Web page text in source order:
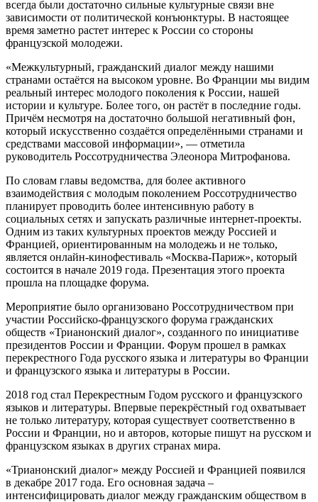
всегда были достаточно сильные культурные связи вне
зависимости от политической конъюнктуры. В настоящее
время заметно растет интерес к России со стороны
французской молодежи.
«Межкультурный, гражданский диалог между нашими
странами остаётся на высоком уровне. Во Франции мы видим
реальный интерес молодого поколения к России, нашей
истории и культуре. Более того, он растёт в последние годы.
Причём несмотря на достаточно большой негативный фон,
который искусственно создаётся определёнными странами и
средствами массовой информации», — отметила
руководитель Россотрудничества Элеонора Митрофанова.
По словам главы ведомства, для более активного
взаимодействия с молодым поколением Россотрудничество
планирует проводить более интенсивную работу в
социальных сетях и запускать различные интернет-проекты.
Одним из таких культурных проектов между Россией и
Францией, ориентированным на молодежь и не только,
является онлайн-кинофестиваль «Москва-Париж», который
состоится в начале 2019 года. Презентация этого проекта
прошла на площадке форума.
Мероприятие было организовано Россотрудничеством при
участии Российско-французского форума гражданских
обществ «Трианонский диалог», созданного по инициативе
президентов России и Франции. Форум прошел в рамках
перекрестного Года русского языка и литературы во Франции
и французского языка и литературы в России.
2018 год стал Перекрестным Годом русского и французского
языков и литературы. Впервые перекрёстный год охватывает
не только литературу, которая существует соответственно в
России и Франции, но и авторов, которые пишут на русском и
французском языках в других странах мира.
«Трианонский диалог» между Россией и Францией появился
в декабре 2017 года. Его основная задача –
интенсифицировать диалог между гражданским обществом в